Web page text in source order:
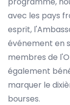
avec les pays
esprit,
événement en
membres de
également
marquer le
bourses.